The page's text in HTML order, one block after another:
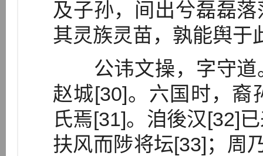
及子孙，间出兮磊磊
其灵族灵苗，孰能舆于
公讳文操，字守道
赵城[30]。六国时，裔
氏焉[31]。洎後汉[32]
扶风而陟将坛[33]；周